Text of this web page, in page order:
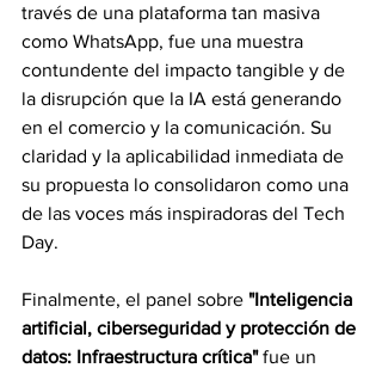
través de una plataforma tan masiva
como WhatsApp, fue una muestra
contundente del impacto tangible y de
la disrupción que la IA está generando
en el comercio y la comunicación. Su
claridad y la aplicabilidad inmediata de
su propuesta lo consolidaron como una
de las voces más inspiradoras del Tech
Day.
Finalmente, el panel sobre "Inteligencia
artificial, ciberseguridad y protección de
datos: Infraestructura crítica" fue un